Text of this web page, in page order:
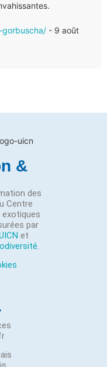
gorbuscha/ - 9 août
&
des
Centre
par
et
.